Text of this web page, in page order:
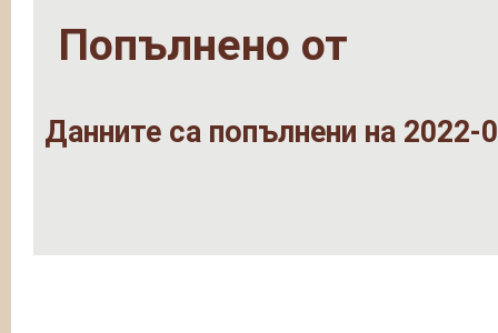
Попълнено от
Данните са попълнени на 2022-